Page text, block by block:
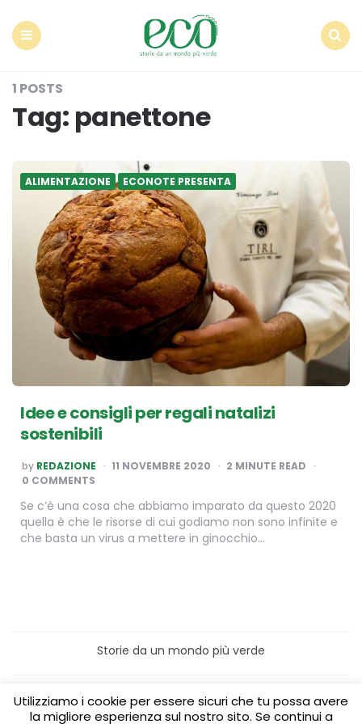
1 POSTS
Tag: panettone
ALIMENTAZIONE ECONOTE PRESENTA
Idee e consigli per regali natalizi
sostenibili
POSTED
BY
by REDAZIONE 11 NOVEMBRE 2020 2 MINUTE READ
0 COMMENTS
Se c’è una cosa che abbiamo imparato da questo 2020
quella è che le risorse di cui godiamo non sono infinite e
che basta un virus a mettere in ginocchio…
Storie da un mondo più verde
Home
Turismo sostenibile
Laboratori/Visite per le scuole
Green content per aziende Media Partner
Utilizziamo i cookie per essere sicuri che tu possa avere
la migliore esperienza sul nostro sito. Se continui a